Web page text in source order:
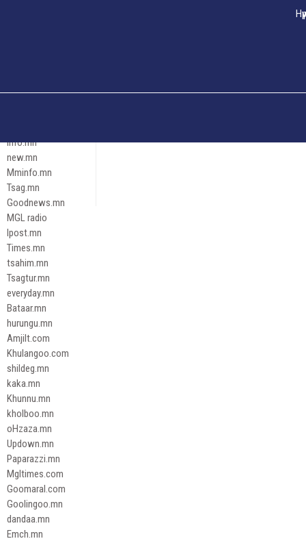
Эрх зүй
info.mn
new.mn
Mminfo.mn
Tsag.mn
Goodnews.mn
MGL radio
Ipost.mn
Times.mn
tsahim.mn
Tsagtur.mn
everyday.mn
Bataar.mn
hurungu.mn
Amjilt.com
Khulangoo.com
shildeg.mn
kaka.mn
Khunnu.mn
kholboo.mn
oHzaza.mn
Updown.mn
Paparazzi.mn
Mgltimes.com
Goomaral.com
Goolingoo.mn
dandaa.mn
Emch.mn